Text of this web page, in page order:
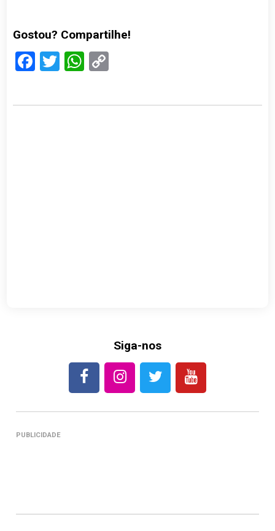
Gostou? Compartilhe!
Facebook
TwitterWhatsApp
Siga-nos
PUBLICIDADE